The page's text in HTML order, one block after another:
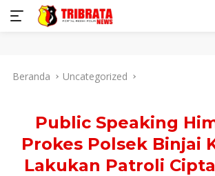
Beranda Uncategorized
Public Speaking
Prokes Polsek Binjai
Lakukan Patroli